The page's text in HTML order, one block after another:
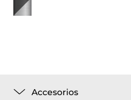
Accesorios